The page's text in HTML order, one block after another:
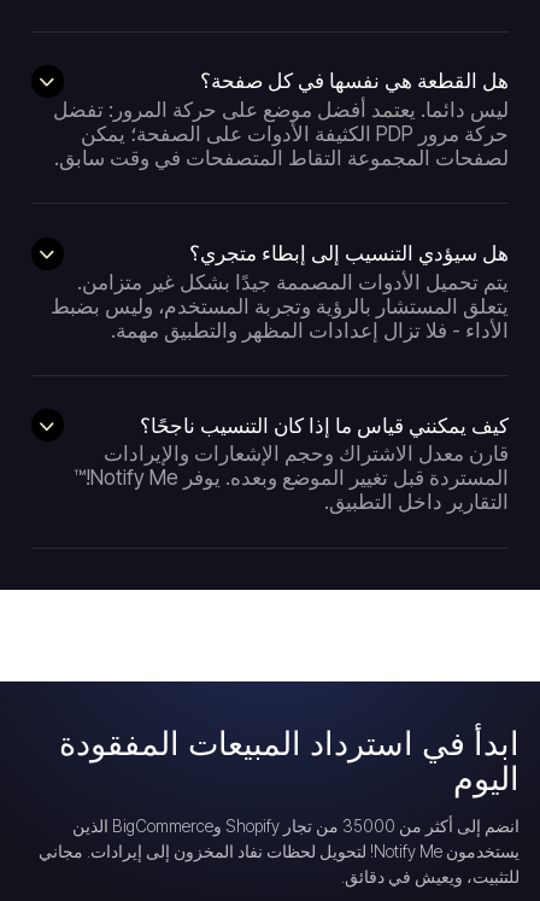
هل القطعة هي نفسها في كل صفحة؟
ليس دائما. يعتمد أفضل موضع على حركة المرور: تفضل
حركة مرور PDP الكثيفة الأدوات على الصفحة؛ يمكن
لصفحات المجموعة التقاط المتصفحات في وقت سابق.
هل سيؤدي التنسيب إلى إبطاء متجري؟
يتم تحميل الأدوات المصممة جيدًا بشكل غير متزامن.
يتعلق المستشار بالرؤية وتجربة المستخدم، وليس بضبط
الأداء - فلا تزال إعدادات المظهر والتطبيق مهمة.
كيف يمكنني قياس ما إذا كان التنسيب ناجحًا؟
قارن معدل الاشتراك وحجم الإشعارات والإيرادات
المستردة قبل تغيير الموضع وبعده. يوفر Notify Me!™
التقارير داخل التطبيق.
ابدأ في استرداد المبيعات المفقودة
اليوم
انضم إلى أكثر من 35000 من تجار Shopify وBigCommerce الذين
يستخدمون Notify Me! لتحويل لحظات نفاد المخزون إلى إيرادات. مجاني
للتثبيت، ويعيش في دقائق.